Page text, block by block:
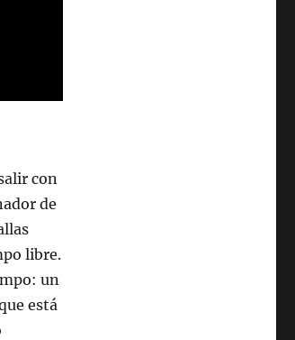
con
de
libre.
un
está